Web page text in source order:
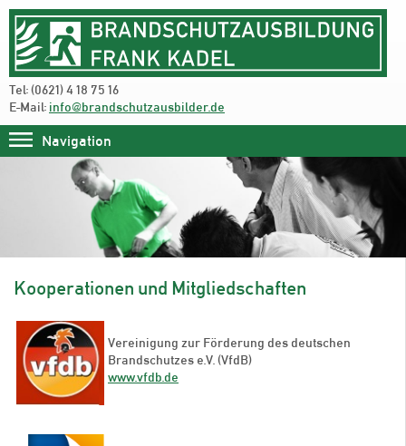
Tel: (0621) 4 18 75 16
E-Mail: info@brandschutzausbilder.de
Navigation
Kooperationen und Mitgliedschaften
Vereinigung zur Förderung des deutschen
Brandschutzes e.V. (VfdB)
www.vfdb.de